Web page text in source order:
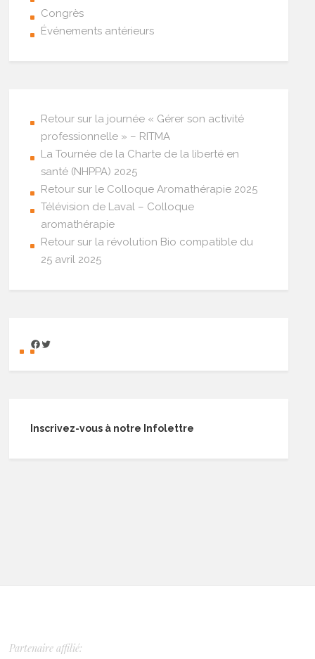
Congrès
Événements antérieurs
Retour sur la journée « Gérer son activité
professionnelle » – RITMA
La Tournée de la Charte de la liberté en
santé (NHPPA) 2025
Retour sur le Colloque Aromathérapie 2025
Télévision de Laval – Colloque
aromathérapie
Retour sur la révolution Bio compatible du
25 avril 2025
Inscrivez-vous à notre Infolettre
Partenaire affilié: